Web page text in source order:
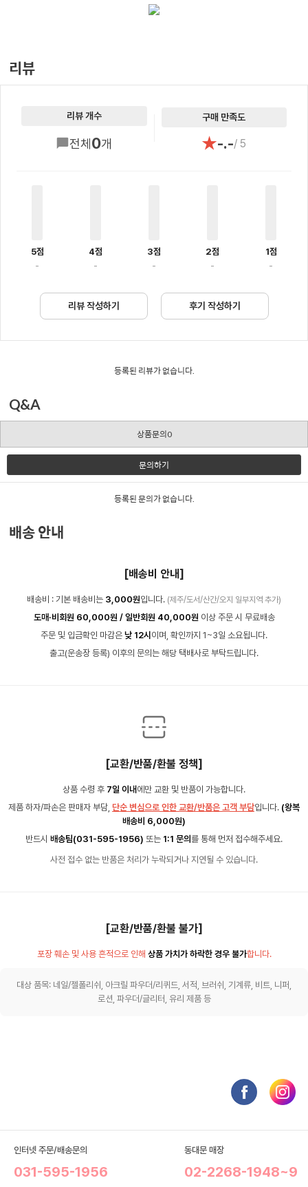
리뷰
리뷰 개수
전체0개
구매 만족도
★-.-/ 5
5점
-
4점
-
3점
-
2점
-
1점
-
리뷰 작성하기 후기 작성하기
등록된 리뷰가 없습니다.
Q&A
상품문의0
문의하기
등록된 문의가 없습니다.
배송 안내
[배송비 안내]
배송비 : 기본 배송비는 3,000원입니다. (제주/도서/산간/오지 일부지역 추가)
도매·비회원 60,000원 / 일반회원 40,000원 이상 주문 시 무료배송
주문 및 입금확인 마감은 낮 12시 이며, 확인까지 1~3일 소요됩니다.
출고(운송장 등록) 이후의 문의는 해당 택배사로 부탁드립니다.
[교환/반품/환불 정책]
상품 수령 후 7일 이내 에만 교환 및 반품이 가능합니다.
제품 하자/파손은 판매자 부담, 단순 변심으로 인한 교환/반품은 고객 부담입니다. (왕복
배송비 6,000원)
반드시 배송팀(031-595-1956) 또는 1:1 문의 를 통해 먼저 접수해주세요.
사전 접수 없는 반품은 처리가 누락되거나 지연될 수 있습니다.
[교환/반품/환불 불가]
포장 훼손 및 사용 흔적으로 인해 상품 가치가 하락한 경우 불가합니다.
대상 품목: 네일/젤폴리쉬, 아크릴 파우더/리퀴드, 서적, 브러쉬, 기계류, 비트, 니퍼,
로션, 파우더/글리터, 유리 제품 등
인터넷 주문/배송문의
031-595-1956
동대문 매장
02-2268-1948~9